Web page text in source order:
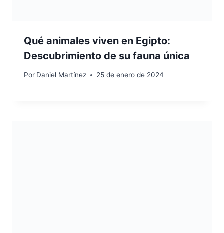
Qué animales viven en Egipto:
Descubrimiento de su fauna única
Por Daniel Martínez 25 de enero de 2024